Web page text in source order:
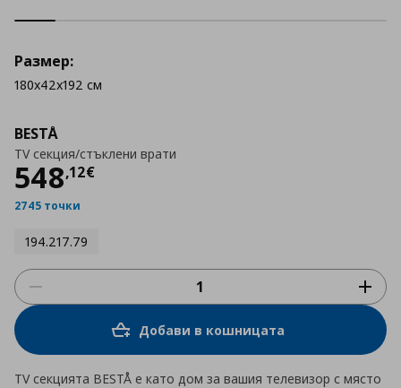
BESTÅ
TV секция/стъклени врати
548,12€
Цена
2745 точки
194.217.79
Размер:
180x42x192 см
Добави в кошницата
TV секцията BESTÅ е като дом за вашия телевизор с място